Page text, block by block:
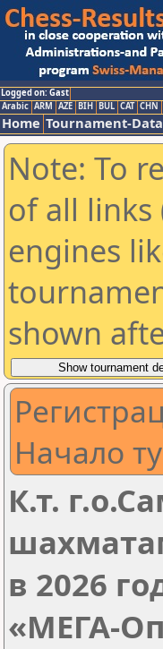
Logged on: Gast
Arabic ARM AZE BIH BUL CAT CHN
Home Tournament-
Note: To
of all links
engines
shown
Начало
К.т.
в 2026